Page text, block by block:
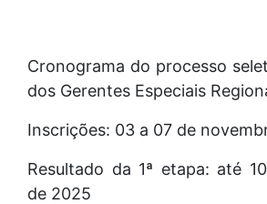
Cronograma do processo
dos Gerentes Especiais
Inscrições: 03 a 07 de
Resultado da 1ª etapa: até
de 2025